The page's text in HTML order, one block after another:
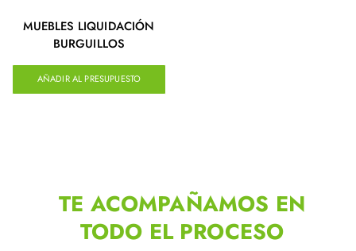
MUEBLES LIQUIDACIÓN
BURGUILLOS
AÑADIR AL PRESUPUESTO
TE ACOMPAÑAMOS EN
TODO EL PROCESO